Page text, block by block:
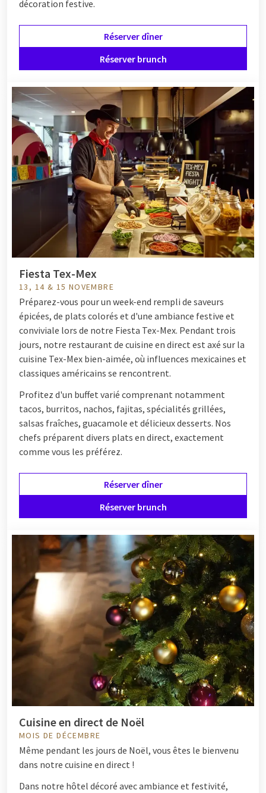
décoration festive.
Réserver dîner
Réserver brunch
Fiesta Tex-Mex
13, 14 & 15 NOVEMBRE
Préparez-vous pour un week-end rempli de saveurs
épicées, de plats colorés et d'une ambiance festive et
conviviale lors de notre Fiesta Tex-Mex. Pendant trois
jours, notre restaurant de cuisine en direct est axé sur la
cuisine Tex-Mex bien-aimée, où influences mexicaines et
classiques américains se rencontrent.
Profitez d'un buffet varié comprenant notamment
tacos, burritos, nachos, fajitas, spécialités grillées,
salsas fraîches, guacamole et délicieux desserts. Nos
chefs préparent divers plats en direct, exactement
comme vous les préférez.
Réserver dîner
Réserver brunch
Cuisine en direct de Noël
MOIS DE DÉCEMBRE
Même pendant les jours de Noël, vous êtes le bienvenu
dans notre cuisine en direct !
Dans notre hôtel décoré avec ambiance et festivité,